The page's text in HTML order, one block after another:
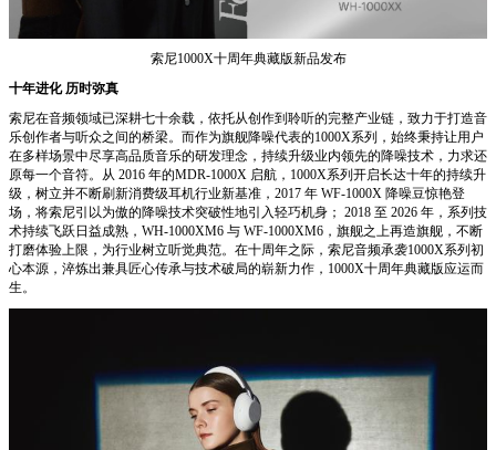
索尼1000X十周年典藏版新品发布
十年进化 历时弥真
索尼在音频领域已深耕七十余载，依托从创作到聆听的完整产业链，致力于打造音
乐创作者与听众之间的桥梁。而作为旗舰降噪代表的1000X系列，始终秉持让用户
在多样场景中尽享高品质音乐的研发理念，持续升级业内领先的降噪技术，力求还
原每一个音符。从 2016 年的MDR-1000X 启航，1000X系列开启长达十年的持续升
级，树立并不断刷新消费级耳机行业新基准，2017 年 WF-1000X 降噪豆惊艳登
场，将索尼引以为傲的降噪技术突破性地引入轻巧机身； 2018 至 2026 年，系列技
术持续飞跃日益成熟，WH-1000XM6 与 WF-1000XM6，旗舰之上再造旗舰，不断
打磨体验上限，为行业树立听觉典范。在十周年之际，索尼音频承袭1000X系列初
心本源，淬炼出兼具匠心传承与技术破局的崭新力作，1000X十周年典藏版应运而
生。